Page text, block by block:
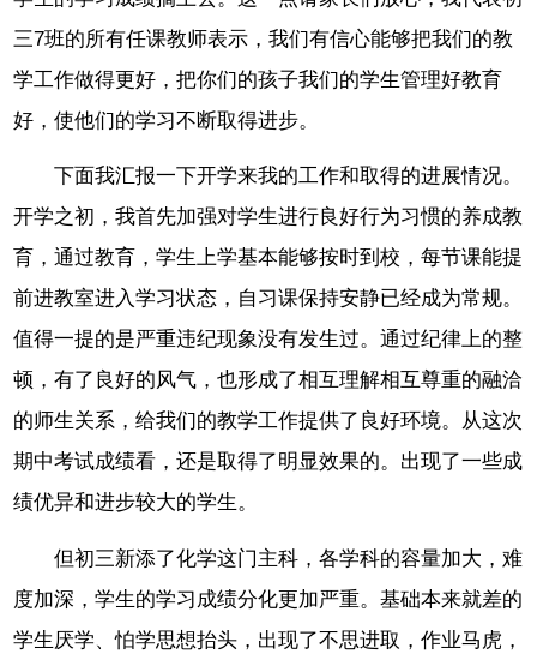
三7班的所有任课教师表示，我们有信心能够把我们的教
学工作做得更好，把你们的孩子我们的学生管理好教育
好，使他们的学习不断取得进步。
下面我汇报一下开学来我的工作和取得的进展情况。
开学之初，我首先加强对学生进行良好行为习惯的养成教
育，通过教育，学生上学基本能够按时到校，每节课能提
前进教室进入学习状态，自习课保持安静已经成为常规。
值得一提的是严重违纪现象没有发生过。通过纪律上的整
顿，有了良好的风气，也形成了相互理解相互尊重的融洽
的师生关系，给我们的教学工作提供了良好环境。从这次
期中考试成绩看，还是取得了明显效果的。出现了一些成
绩优异和进步较大的学生。
但初三新添了化学这门主科，各学科的容量加大，难
度加深，学生的学习成绩分化更加严重。基础本来就差的
学生厌学、怕学思想抬头，出现了不思进取，作业马虎，